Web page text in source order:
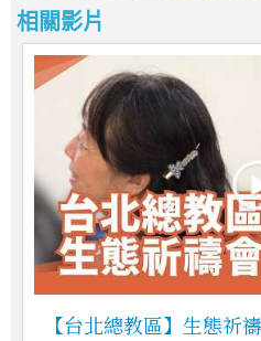
相關影片
【台北總教區】生態祈